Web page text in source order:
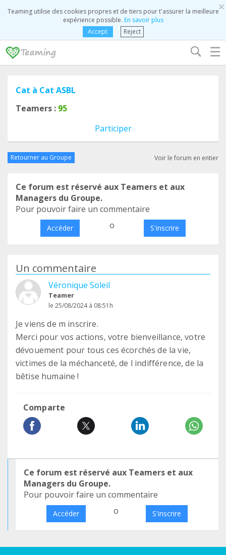
×
Teaming utilise des cookies propres et de tiers pour t'assurer la meilleure
expérience possible. En savoir plus
Accept
Reject
☰
Cat à Cat ASBL
Teamers : 95
Participer
Retourner au Groupe Voir le forum en entier
Ce forum est réservé aux Teamers et aux
Managers du Groupe.
Pour pouvoir faire un commentaire
Accéder o S'inscrire
Un commentaire
Véronique Soleil
Teamer
le 25/08/2024 à 08:51h
Je viens de m inscrire.
Merci pour vos actions, votre bienveillance, votre
dévouement pour tous ces écorchés de la vie,
victimes de la méchanceté, de l indifférence, de la
bêtise humaine !
Comparte
Ce forum est réservé aux Teamers et aux
Managers du Groupe.
Pour pouvoir faire un commentaire
Accéder o S'inscrire